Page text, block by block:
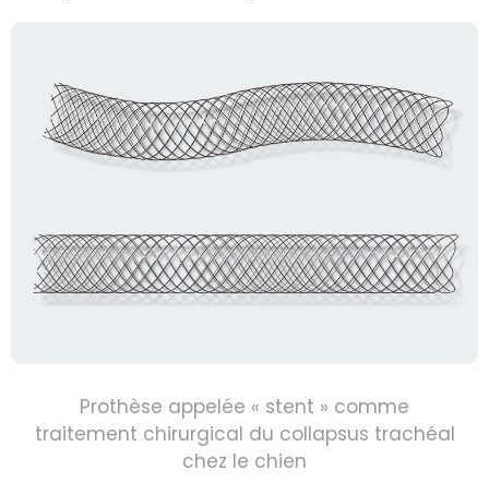
Prothèse appelée « stent » comme
traitement chirurgical du collapsus trachéal
chez le chien